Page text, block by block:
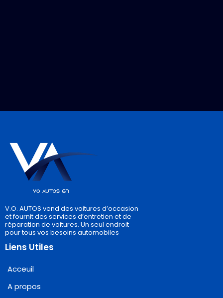
V.O. AUTOS vend des voitures d’occasion
et fournit des services d’entretien et de
réparation de voitures. Un seul endroit
pour tous vos besoins automobiles
Liens Utiles
Acceuil
A propos